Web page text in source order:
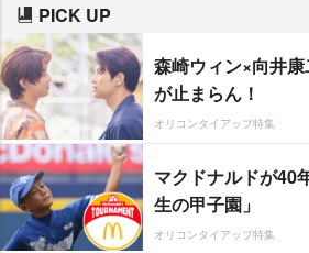
PICK UP
森崎ウィン×向井
が止まらん！
オリコンタイアップ特集
マクドナルドが40
生の甲子園」
オリコンタイアップ特集